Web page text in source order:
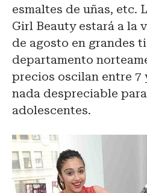
esmaltes de uñas, etc.
Girl Beauty estará a la
de agosto en grandes
departamento
precios oscilan entre 7
nada despreciable
adolescentes.